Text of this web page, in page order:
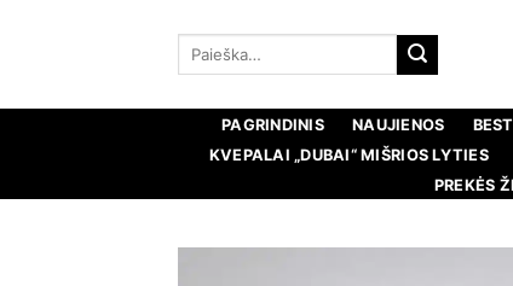
Ieškoti:
PAGRINDINIS NAUJIENOS
KVEPALAI „DUBAI“ MIŠRIOS LYTIES
PREKĖS